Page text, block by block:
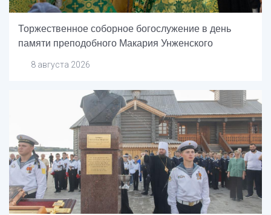
Торжественное соборное богослужение в день
памяти преподобного Макария Унженского
8 августа 2026